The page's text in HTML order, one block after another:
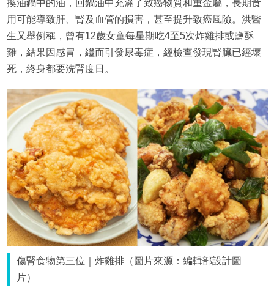
換油鍋中的油，回鍋油中充滿了致癌物質和重金屬，長期食
用可能導致肝、腎及血管的損害，甚至提升致癌風險。洪醫
生又舉例稱，曾有12歲女童每星期吃4至5次炸雞排或鹽酥
雞，結果因感冒，繼而引發尿毒症，經檢查發現腎臟已經壞
死，終身都要洗腎度日。
傷腎食物第三位｜炸雞排（圖片來源：編輯部設計圖
片）